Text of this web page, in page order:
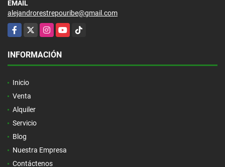
EMAIL
alejandrorestrepouribe@gmail.com
Facebook
X InstagramYouTubeTikTok
INFORMACIÓN
Inicio
Venta
Alquiler
Servicio
Blog
Nuestra Empresa
Contáctenos